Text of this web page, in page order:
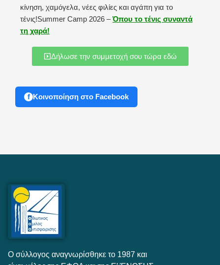
κίνηση, χαμόγελα, νέες φιλίες και αγάπη για το
τένις!Summer Camp 2026 –Όπου το τένις συναντά
τη χαρά!
Δήλωσε την συμμετοχή σου τώρα εδώ
Κοινοποίηση στο Facebook
Ο σύλλογος αναγνωρίσθηκε το 1987 και